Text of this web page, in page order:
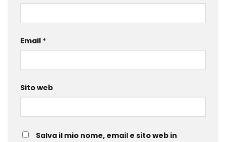
Email *
Sito web
Salva il mio nome, email e sito web in